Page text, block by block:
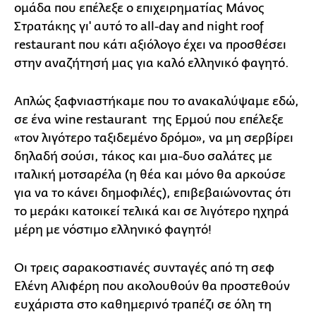
ομάδα που επέλεξε ο επιχειρηματίας Μάνος
Στρατάκης γι' αυτό το all-day and night roof
restaurant που κάτι αξιόλογο έχει να προσθέσει
στην αναζήτησή μας για καλό ελληνικό φαγητό.
Απλώς ξαφνιαστήκαμε που το ανακαλύψαμε εδώ,
σε ένα wine restaurant της Ερμού που επέλεξε
«τον λιγότερο ταξιδεμένο δρόμο», να μη σερβίρει
δηλαδή σούσι, τάκος και μια-δυο σαλάτες με
ιταλική μοτσαρέλα (η θέα και μόνο θα αρκούσε
για να το κάνει δημοφιλές), επιβεβαιώνοντας ότι
το μεράκι κατοικεί τελικά και σε λιγότερο ηχηρά
μέρη με νόστιμο ελληνικό φαγητό!
Οι τρεις σαρακοστιανές συνταγές από τη σεφ
Ελένη Αλιφέρη που ακολουθούν θα προστεθούν
ευχάριστα στο καθημερινό τραπέζι σε όλη τη